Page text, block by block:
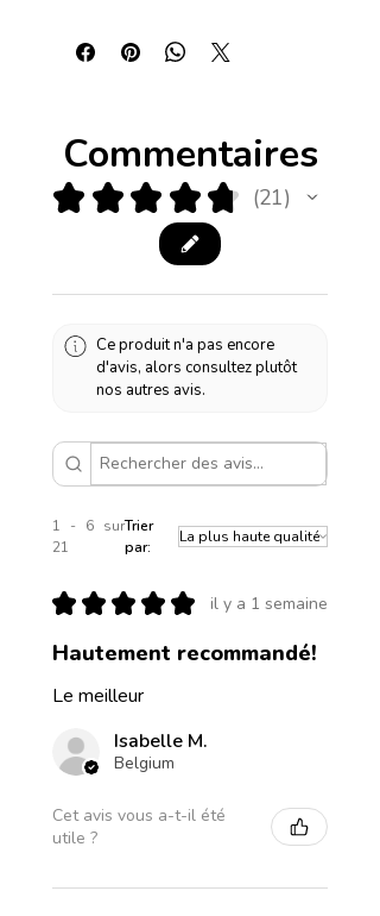
Commentaires
★ ★ ★ ★ ★ 21
21
Ce produit n'a pas encore
d'avis, alors consultez plutôt
nos autres avis.
1 - 6 sur
21
Trier
par:
★ ★ ★ ★ ★ il y a 1 semaine
Hautement recommandé!
Le meilleur
Isabelle M.
Belgium
Cet avis vous a-t-il été
utile ?